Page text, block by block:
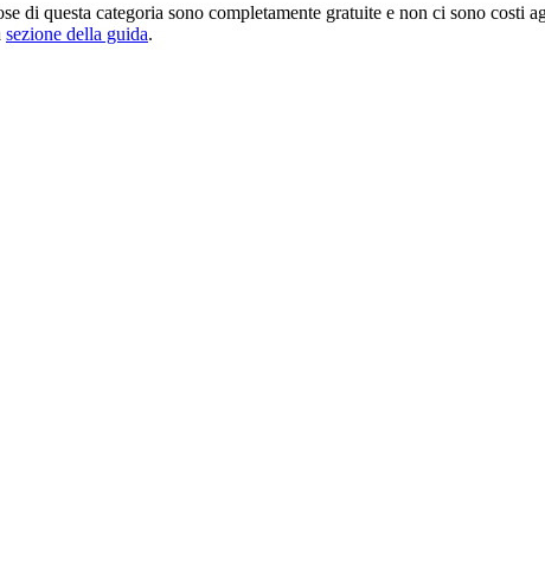
di questa categoria sono completamente gratuite e non ci sono
sezione della guida.